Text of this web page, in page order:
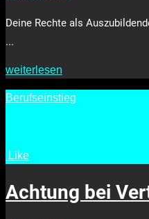
Deine Rechte als
...
weiterlesen
Berufseinstieg
Like
Achtung bei